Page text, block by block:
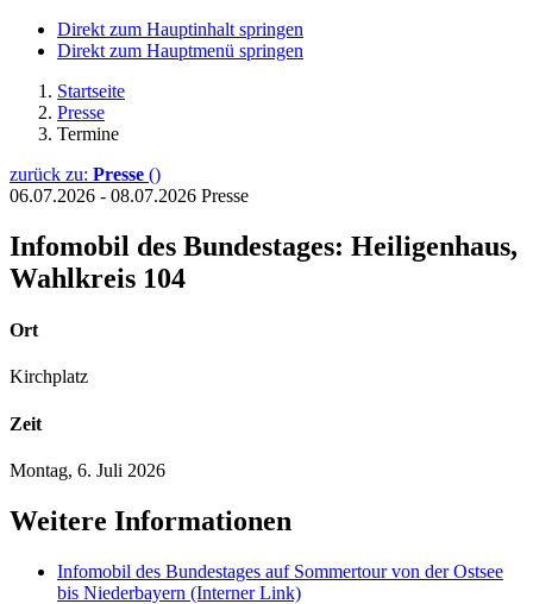
Direkt zum Hauptinhalt springen
Direkt zum Hauptmenü springen
Startseite
Presse
Termine
zurück zu: Presse ()
06.07.2026 - 08.07.2026 Presse
Infomobil des Bundestages: Heiligenhaus,
Wahlkreis 104
Ort
Kirchplatz
Zeit
Montag, 6. Juli 2026
Weitere Informationen
Infomobil des Bundestages auf Sommertour von der Ostsee
bis Niederbayern (Interner Link)